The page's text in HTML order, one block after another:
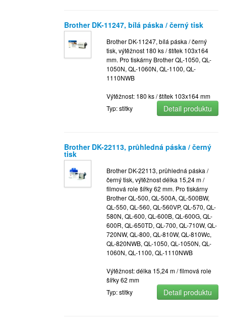
Brother DK-11247, bílá páska / černý tisk
Brother DK-11247, bílá páska / černý
tisk, výtěžnost 180 ks / štítek 103x164
mm. Pro tiskárny Brother QL-1050, QL-
1050N, QL-1060N, QL-1100, QL-
1110NWB
Výtěžnost: 180 ks / štítek 103x164 mm
Typ: stitky
Detail produktu
Brother DK-22113, průhledná páska / černý
tisk
Brother DK-22113, průhledná páska /
černý tisk, výtěžnost délka 15,24 m /
filmová role šířky 62 mm. Pro tiskárny
Brother QL-500, QL-500A, QL-500BW,
QL-550, QL-560, QL-560VP, QL-570, QL-
580N, QL-600, QL-600B, QL-600G, QL-
600R, QL-650TD, QL-700, QL-710W, QL-
720NW, QL-800, QL-810W, QL-810Wc,
QL-820NWB, QL-1050, QL-1050N, QL-
1060N, QL-1100, QL-1110NWB
Výtěžnost: délka 15,24 m / filmová role
šířky 62 mm
Typ: stitky
Detail produktu